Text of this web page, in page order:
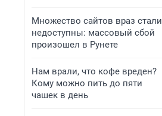
Множество сайтов враз стали
недоступны: массовый сбой
произошел в Рунете
Нам врали, что кофе вреден?
Кому можно пить до пяти
чашек в день